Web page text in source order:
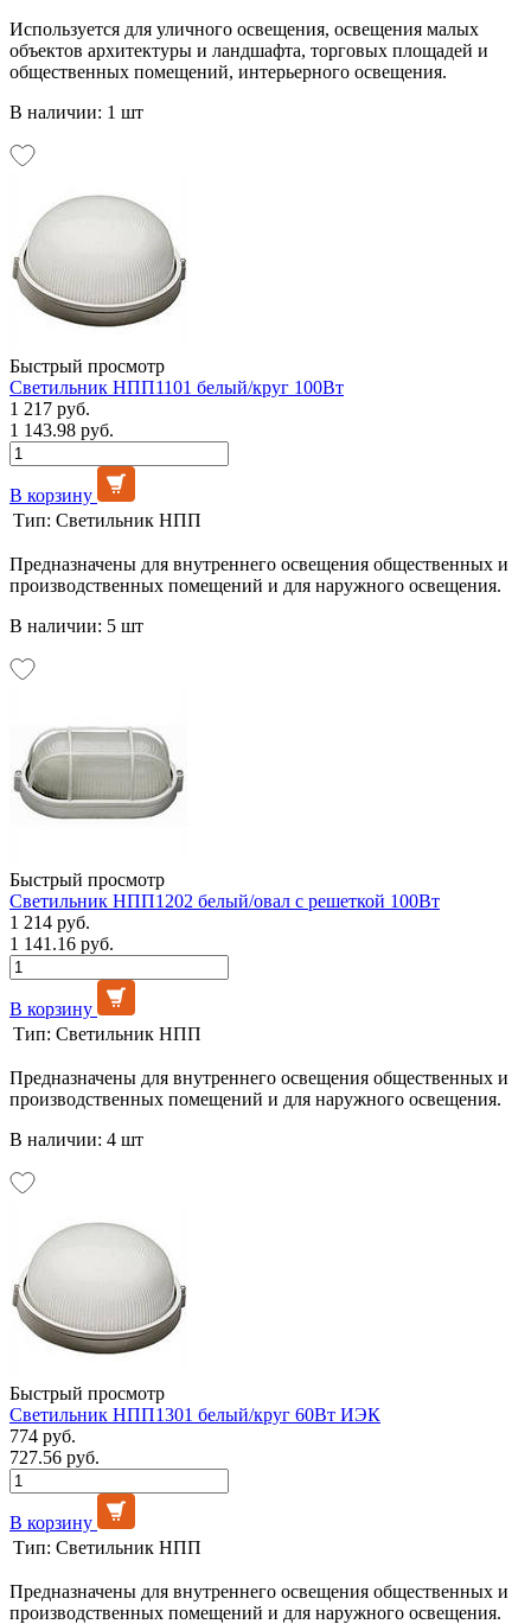
Используется для уличного освещения, освещения малых
объектов архитектуры и ландшафта, торговых площадей и
общественных помещений, интерьерного освещения.
В наличии: 1 шт
Быстрый просмотр
Светильник НПП1101 белый/круг 100Вт
1 217 руб.
1 143.98 руб.
В корзину
Тип: Светильник НПП
Предназначены для внутреннего освещения общественных и
производственных помещений и для наружного освещения.
В наличии: 5 шт
Быстрый просмотр
Светильник НПП1202 белый/овал с решеткой 100Вт
1 214 руб.
1 141.16 руб.
В корзину
Тип: Светильник НПП
Предназначены для внутреннего освещения общественных и
производственных помещений и для наружного освещения.
В наличии: 4 шт
Быстрый просмотр
Светильник НПП1301 белый/круг 60Вт ИЭК
774 руб.
727.56 руб.
В корзину
Тип: Светильник НПП
Предназначены для внутреннего освещения общественных и
производственных помещений и для наружного освещения.